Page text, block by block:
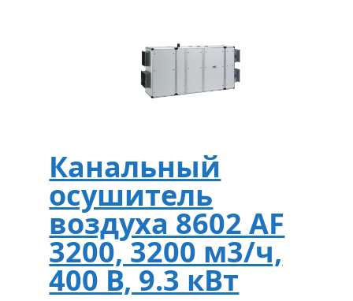
Канальный
осушитель
воздуха 8602 AF
3200, 3200 м3/ч,
400 В, 9.3 кВт